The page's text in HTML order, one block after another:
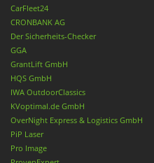
CarFleet24
CRONBANK AG
Der Sicherheits-Checker
GGA
GrantLift GmbH
HQS GmbH
IWA OutdoorClassics
KVoptimal.de GmbH
OverNight Express & Logistics GmbH
PiP Laser
Pro Image